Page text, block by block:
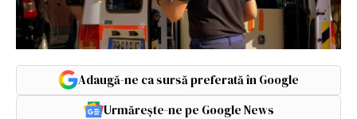
Adaugă-ne ca sursă preferată în Google
Urmărește-ne pe Google News